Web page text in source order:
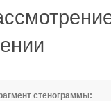
стенограммы: